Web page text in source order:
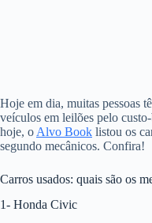
Hoje em dia, muitas pessoas
veículos em leilões pelo
hoje, o Alvo Book listou os
segundo mecânicos. Confira!
Carros usados: quais são os
1- Honda Civic